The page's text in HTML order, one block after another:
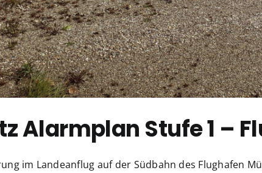
Alarmplan Stufe 1 –
im Landeanflug auf der Südbahn des Flughafen